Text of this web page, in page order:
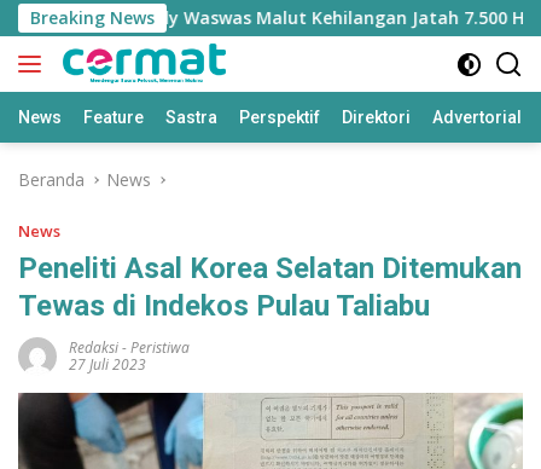
Langsung
ke
konten
Breaking News
Sherly Waswas Malut Kehilangan Jatah 7.500
News Feature Sastra Perspektif Direktori Advertorial
Beranda News
News
Peneliti Asal Korea Selatan Ditemukan
Tewas di Indekos Pulau Taliabu
Redaksi-Peristiwa
27 Juli 2023